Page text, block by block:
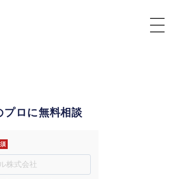
覧
ン
『カリトルくん』
・RPO『トルトルくん』
動画制作『動画でカリトルくん』
画制作『まるごと社長』
制作『SEOトライアル』
改善『最強LP』
プロに無料相談